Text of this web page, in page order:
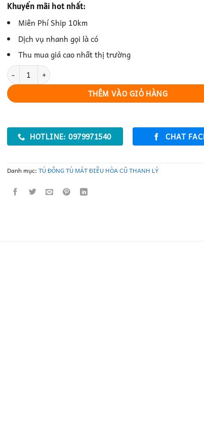
Khuyến mãi hot nhất:
Miên Phí Ship 10km
Dịch vụ nhanh gọi là có
Thu mua giá cao nhất thị trường
ĐIỀU HÒA FUNIKI ĐỜI MỚI THANH LÝ 18000 BTU số lượng
THÊM VÀO GIỎ HÀNG
HOTLINE: 0979971540 CHAT
Danh mục:TỦ ĐÔNG TỦ MÁT ĐIỀU HÒA CŨ THANH LÝ